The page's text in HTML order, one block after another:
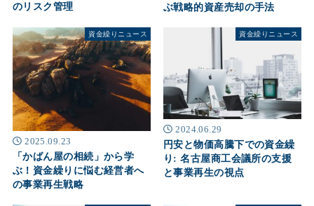
のリスク管理
ぶ戦略的資産売却の手法
資金繰りニュース
2025.09.23
「かばん屋の相続」から学
ぶ！資金繰りに悩む経営者へ
の事業再生戦略
資金繰りニュース
2024.06.29
円安と物価高騰下での資金繰
り: 名古屋商工会議所の支援
と事業再生の視点